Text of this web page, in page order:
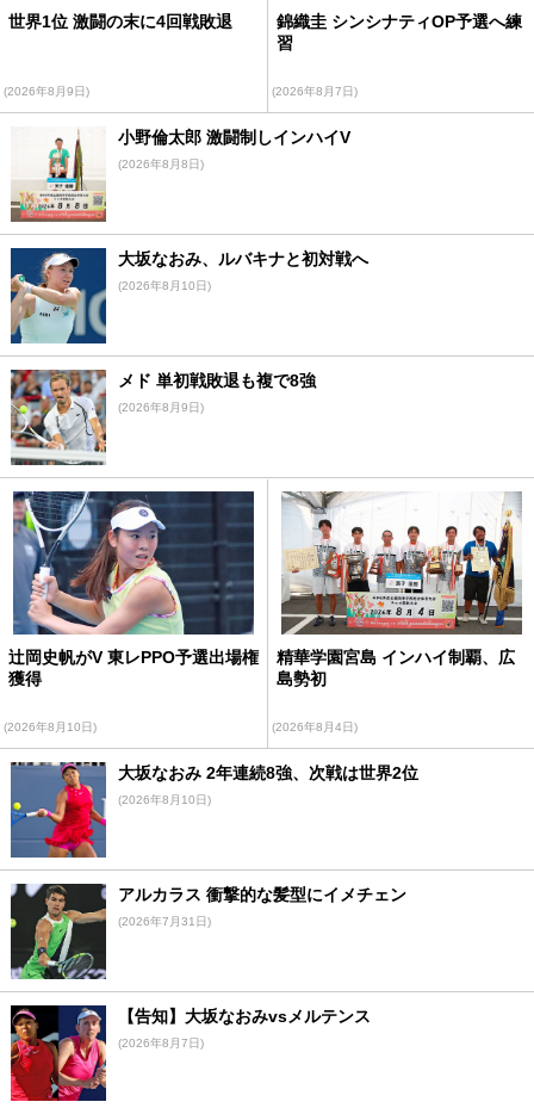
世界1位 激闘の末に4回戦敗退
(2026年8月9日)
錦織圭 シンシナティOP予選へ練
習
(2026年8月7日)
小野倫太郎 激闘制しインハイV
(2026年8月8日)
大坂なおみ、ルバキナと初対戦へ
(2026年8月10日)
メド 単初戦敗退も複で8強
(2026年8月9日)
辻岡史帆がV 東レPPO予選出場権
獲得
(2026年8月10日)
精華学園宮島 インハイ制覇、広
島勢初
(2026年8月4日)
大坂なおみ 2年連続8強、次戦は世界2位
(2026年8月10日)
アルカラス 衝撃的な髪型にイメチェン
(2026年7月31日)
【告知】大坂なおみvsメルテンス
(2026年8月7日)